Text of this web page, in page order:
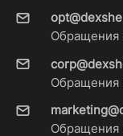
Обращения
Обращения
Обращения